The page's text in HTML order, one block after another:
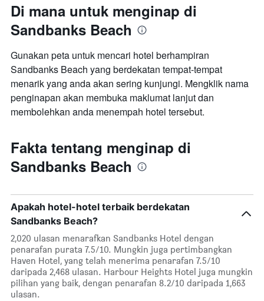
Di mana untuk menginap di
Sandbanks Beach
Gunakan peta untuk mencari hotel berhampiran
Sandbanks Beach yang berdekatan tempat-tempat
menarik yang anda akan sering kunjungi. Mengklik nama
penginapan akan membuka maklumat lanjut dan
membolehkan anda menempah hotel tersebut.
Fakta tentang menginap di
Sandbanks Beach
Apakah hotel-hotel terbaik berdekatan
Sandbanks Beach?
2,020 ulasan menarafkan Sandbanks Hotel dengan
penarafan purata 7.5/10. Mungkin juga pertimbangkan
Haven Hotel, yang telah menerima penarafan 7.5/10
daripada 2,468 ulasan. Harbour Heights Hotel juga mungkin
pilihan yang baik, dengan penarafan 8.2/10 daripada 1,663
ulasan.